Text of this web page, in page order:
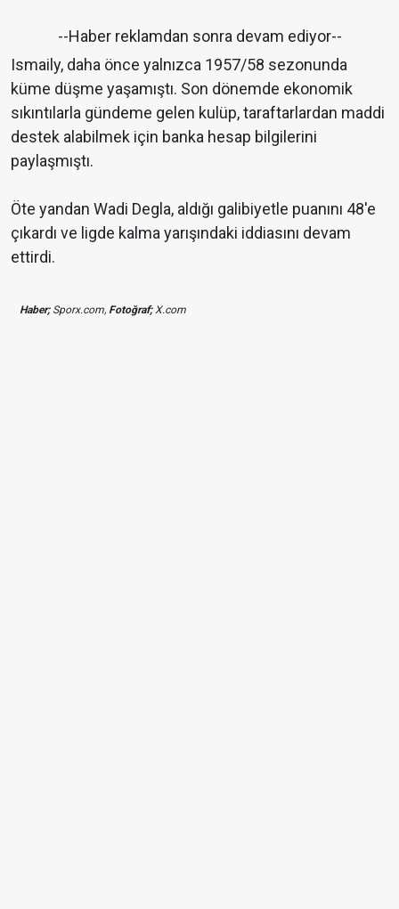
--Haber reklamdan sonra devam ediyor--
Ismaily, daha önce yalnızca 1957/58 sezonunda
küme düşme yaşamıştı. Son dönemde ekonomik
sıkıntılarla gündeme gelen kulüp, taraftarlardan maddi
destek alabilmek için banka hesap bilgilerini
paylaşmıştı.
Öte yandan Wadi Degla, aldığı galibiyetle puanını 48'e
çıkardı ve ligde kalma yarışındaki iddiasını devam
ettirdi.
Haber;Sporx.com, Fotoğraf;X.com